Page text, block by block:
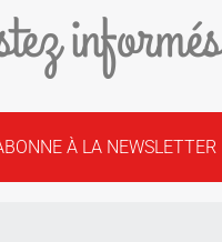
informés
À LA NEWSLETTER